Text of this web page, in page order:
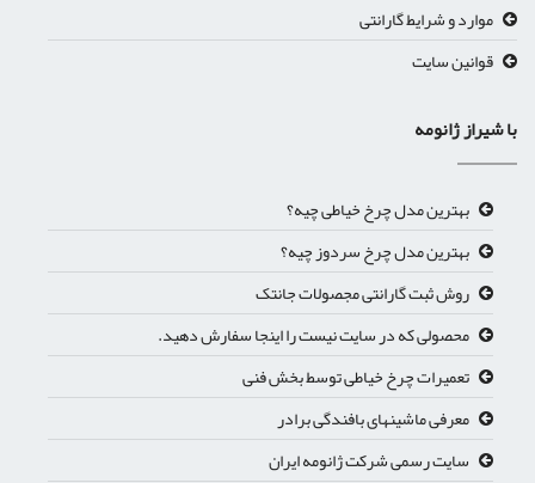
موارد و شرایط گارانتی
قوانین سایت
با شیراز ژانومه
بهترین مدل چرخ خیاطی چیه؟
بهترین مدل چرخ سردوز چیه؟
روش ثبت گارانتی مجصولات جانتک
محصولی که در سایت نیست را اینجا سفارش دهید.
تعمیرات چرخ خیاطی توسط بخش فنی
معرفی ماشینهای بافندگی برادر
سایت رسمی شرکت ژانومه ایران